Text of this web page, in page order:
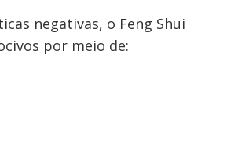
negativas, o Feng Shui
por meio de: